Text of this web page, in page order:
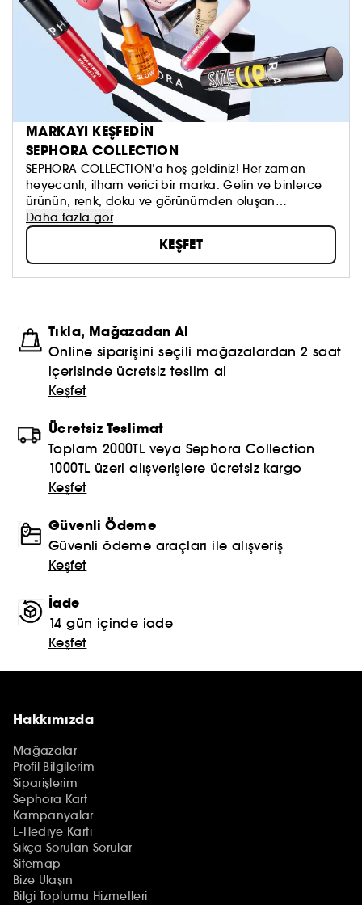
MARKAYI KEŞFEDİN
SEPHORA COLLECTION
SEPHORA COLLECTION’a hoş geldiniz! Her zaman
heyecanlı, ilham verici bir marka. Gelin ve binlerce
ürünün, renk, doku ve görünümden oluşan
koleksiyonumuzu keşfedin. Dilediğinizi sürmeye, kendi
güzellik anlayışınızı oluşturmaya ve hepsinden de
öte, aynada gördüklerinizi sevmeye çekinmeyin!
Topla, oyna ve paylaş #sephoracollection
Daha fazla gör
KEŞFET
Tıkla, Mağazadan Al
Online siparişini seçili mağazalardan 2 saat
içerisinde ücretsiz teslim al
Keşfet
Ücretsiz Teslimat
Toplam 2000TL veya Sephora Collection
1000TL üzeri alışverişlere ücretsiz kargo
Keşfet
Güvenli Ödeme
Güvenli ödeme araçları ile alışveriş
Keşfet
İade
14 gün içinde iade
Keşfet
Hakkımızda
Mağazalar
Profil Bilgilerim
Siparişlerim
Sephora Kart
Kampanyalar
E-Hediye Kartı
Sıkça Sorulan Sorular
Sitemap
Bize Ulaşın
Bilgi Toplumu Hizmetleri